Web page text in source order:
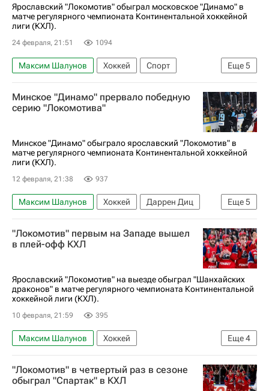
Ярославский "Локомотив" обыграл московское "Динамо" в
матче регулярного чемпионата Континентальной хоккейной
лиги (КХЛ).
24 февраля, 21:51 1094
Еще5
Максим Шалунов Хоккей
Спорт
Рушан Рафиков
Даниил Мисюль
Локомотив (Ярославль)
ХК Динамо (Москва)
Минское "Динамо" прервало победную
серию "Локомотива"
Минское "Динамо" обыграло ярославский "Локомотив" в
матче регулярного чемпионата Континентальной хоккейной
лиги (КХЛ).
12 февраля, 21:38 937
Еще5
Максим Шалунов Хоккей
Даррен Диц
Павел Красковский
Динамо (Минск)
Локомотив (Ярославль)
КХЛ 2025-2026
"Локомотив" первым на Западе вышел
в плей-офф КХЛ
Ярославский "Локомотив" на выезде обыграл "Шанхайских
драконов" в матче регулярного чемпионата Континентальной
хоккейной лиги (КХЛ).
10 февраля, 21:59 395
Еще4
Максим Шалунов
Хоккей
Санкт-Петербург
Шанхайские драконы
Металлург (Магнитогорск)
КХЛ 2025-2026
"Локомотив" в четвертый раз в сезоне
обыграл "Спартак" в КХЛ